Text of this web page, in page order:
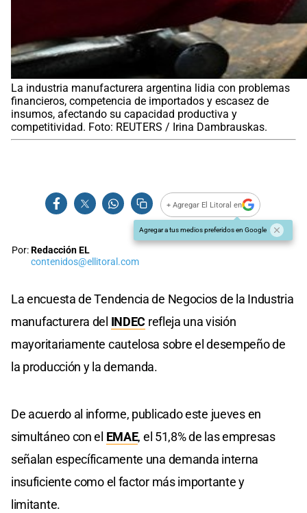
La industria manufacturera argentina lidia con problemas
financieros, competencia de importados y escasez de
insumos, afectando su capacidad productiva y
competitividad. Foto: REUTERS / Irina Dambrauskas.
+ Agregar El Litoral en
Agregar a tus medios preferidos en Google
Por:Redacción EL
contenidos@ellitoral.com
La encuesta de Tendencia de Negocios de la Industria
manufacturera del INDEC refleja una visión
mayoritariamente cautelosa sobre el desempeño de
la producción y la demanda.
De acuerdo al informe, publicado este jueves en
simultáneo con el EMAE, el 51,8% de las empresas
señalan específicamente una demanda interna
insuficiente como el factor más importante y
limitante.